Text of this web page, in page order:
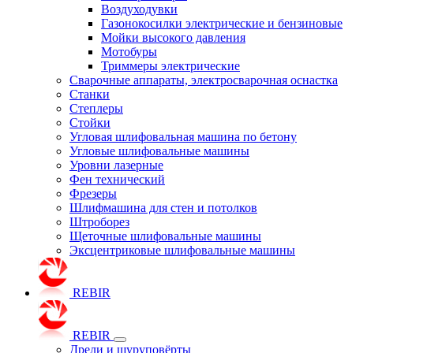
Воздуходувки
Газонокосилки электрические и бензиновые
Мойки высокого давления
Мотобуры
Триммеры электрические
Сварочные аппараты, электросварочная оснастка
Станки
Степлеры
Стойки
Угловая шлифовальная машина по бетону
Угловые шлифовальные машины
Уровни лазерные
Фен технический
Фрезеры
Шлифмашина для стен и потолков
Штроборез
Щеточные шлифовальные машины
Эксцентриковые шлифовальные машины
REBIR
REBIR
Дрели и шуруповёрты